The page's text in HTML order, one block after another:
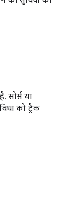
सोर्स या
को ट्रैक